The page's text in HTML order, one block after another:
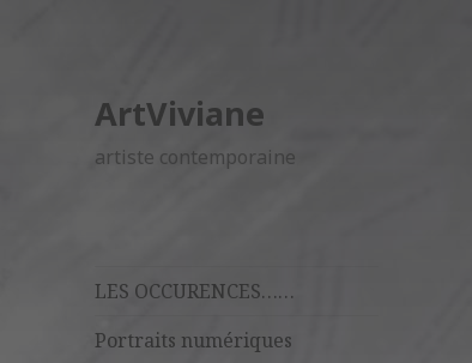
ArtViviane
artiste contemporaine
LES OCCURENCES……
Portraits numériques